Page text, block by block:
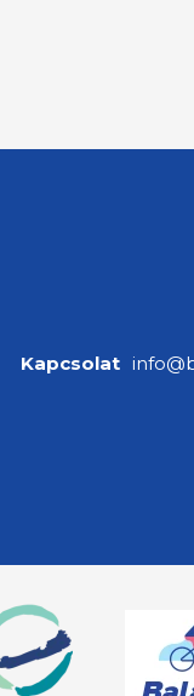
Kapcsolat